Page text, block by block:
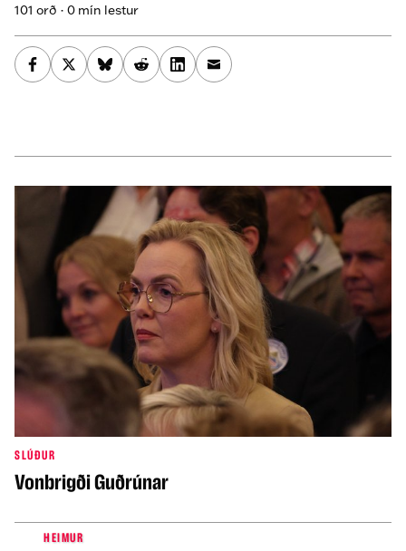
101 orð · 0 mín lestur
SLÚÐUR
Vonbrigði Guðrúnar
HEIMUR